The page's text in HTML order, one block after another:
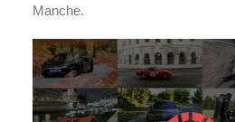
Manche.